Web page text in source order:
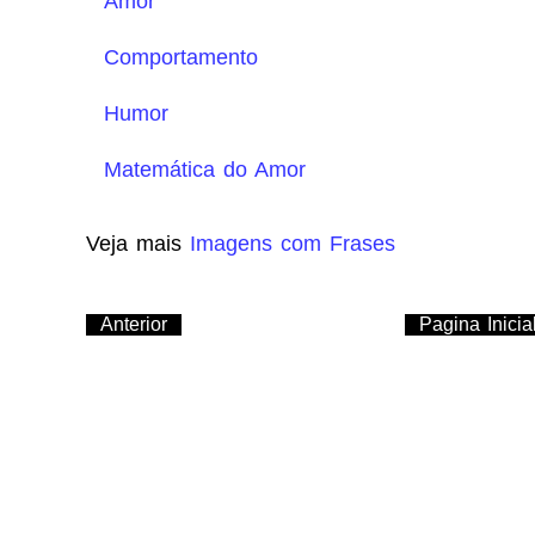
Comportamento
Humor
Matemática do Amor
Veja mais Imagens com Frases
Anterior Pagina Inicial